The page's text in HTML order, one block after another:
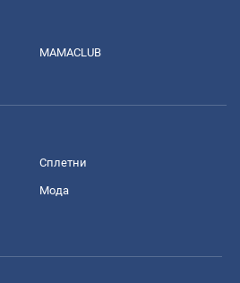
MAMACLUB
Сплетни
Мода